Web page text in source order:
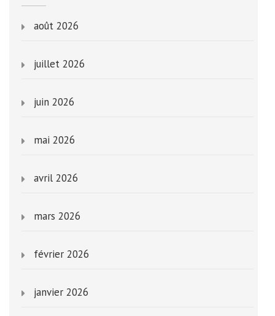
août 2026
juillet 2026
juin 2026
mai 2026
avril 2026
mars 2026
février 2026
janvier 2026